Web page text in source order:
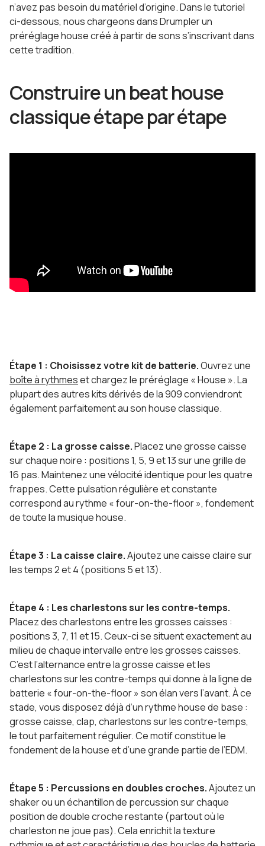
n’avez pas besoin du matériel d’origine. Dans le tutoriel
ci-dessous, nous chargeons dans Drumpler un
préréglage house créé à partir de sons s’inscrivant dans
cette tradition.
Construire un beat house
classique étape par étape
Étape 1 : Choisissez votre kit de batterie.Ouvrez une
boîte à rythmeset chargez le préréglage « House ». La
plupart des autres kits dérivés de la 909 conviendront
également parfaitement au son house classique.
Étape 2 : La grosse caisse.Placez une grosse caisse
sur chaque noire : positions 1, 5, 9 et 13 sur une grille de
16 pas. Maintenez une vélocité identique pour les quatre
frappes. Cette pulsation régulière et constante
correspond au rythme « four-on-the-floor », fondement
de toute la musique house.
Étape 3 : La caisse claire.Ajoutez une caisse claire sur
les temps 2 et 4 (positions 5 et 13).
Étape 4 : Les charlestons sur les contre-temps.
Placez des charlestons entre les grosses caisses :
positions 3, 7, 11 et 15. Ceux-ci se situent exactement au
milieu de chaque intervalle entre les grosses caisses.
C’est l’alternance entre la grosse caisse et les
charlestons sur les contre-temps qui donne à la ligne de
batterie « four-on-the-floor » son élan vers l’avant. À ce
stade, vous disposez déjà d’un rythme house de base :
grosse caisse, clap, charlestons sur les contre-temps,
le tout parfaitement régulier. Ce motif constitue le
fondement de la house et d’une grande partie de l’EDM.
Étape 5 : Percussions en doubles croches.Ajoutez un
shaker ou un échantillon de percussion sur chaque
position de double croche restante (partout où le
charleston ne joue pas). Cela enrichit la texture